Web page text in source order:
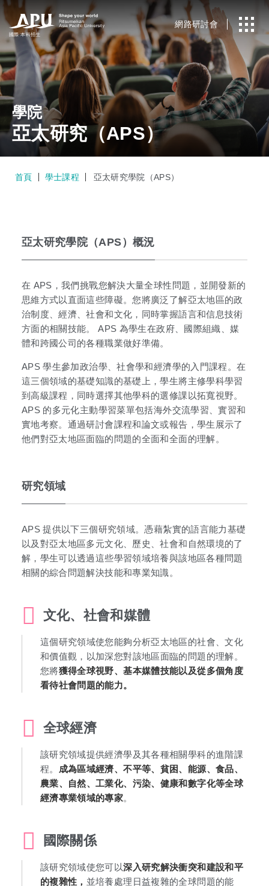
國際 本科招生
網路研討會
學院
亞太研究（APS）
首頁 學士課程 亞太研究學院（APS）
亞太研究學院（APS）概況
在 APS，我們挑戰您解決大量全球性問題，並開發新的
思維方式以直面這些障礙。您將廣泛了解亞太地區的政
治制度、經濟、社會和文化，同時掌握語言和信息技術
方面的相關技能。 APS 為學生在政府、國際組織、媒
體和跨國公司的各種職業做好準備。
APS 學生參加政治學、社會學和經濟學的入門課程。在
這三個領域的基礎知識的基礎上，學生將主修學科學習
到高級課程，同時選擇其他學科的選修課以拓寬視野。
APS 的多元化主動學習菜單包括海外交流學習、實習和
實地考察。通過研討會課程和論文或報告，學生展示了
他們對亞太地區面臨的問題的全面和全面的理解。
研究領域
APS 提供以下三個研究領域。憑藉紮實的語言能力基礎
以及對亞太地區多元文化、歷史、社會和自然環境的了
解，學生可以透過這些學習領域培養與該地區各種問題
相關的綜合問題解決技能和專業知識。
文化、社會和媒體
這個研究領域使您能夠分析亞太地區的社會、文化
和價值觀，以加深您對該地區面臨的問題的理解。
您將獲得全球視野、基本媒體技能以及從多個角度
看待社會問題的能力。
全球經濟
該研究領域提供經濟學及其各種相關學科的進階課
程。 成為區域經濟、不平等、貧困、能源、食品、
農業、自然、工業化、污染、健康和數字化等全球
經濟專業領域的專家。
國際關係
該研究領域使您可以深入研究解決衝突和建設和平
的複雜性， 並培養處理日益複雜的全球問題的能